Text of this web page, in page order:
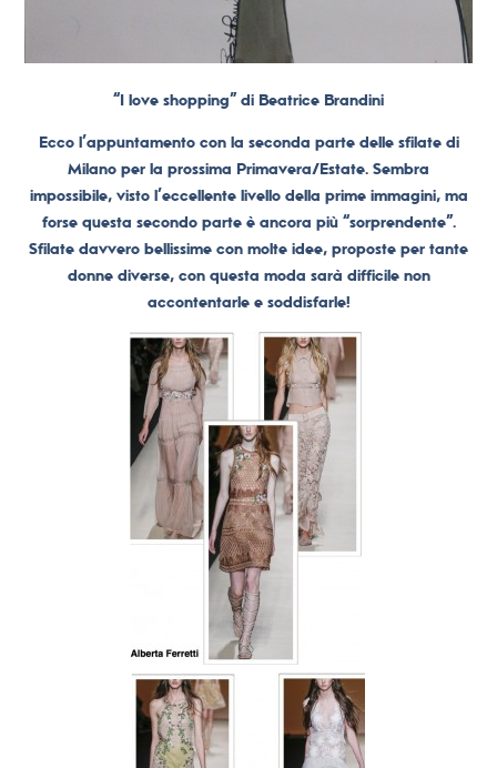
“I love shopping” di Beatrice Brandini
Ecco l’appuntamento con la seconda parte delle sfilate di
Milano per la prossima Primavera/Estate. Sembra
impossibile, visto l’eccellente livello della prime immagini, ma
forse questa secondo parte è ancora più “sorprendente”.
Sfilate davvero bellissime con molte idee, proposte per tante
donne diverse, con questa moda sarà difficile non
accontentarle e soddisfarle!